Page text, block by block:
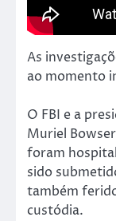
As
ao momento
O FBI e a
Muriel
foram
sido
também
custódia.